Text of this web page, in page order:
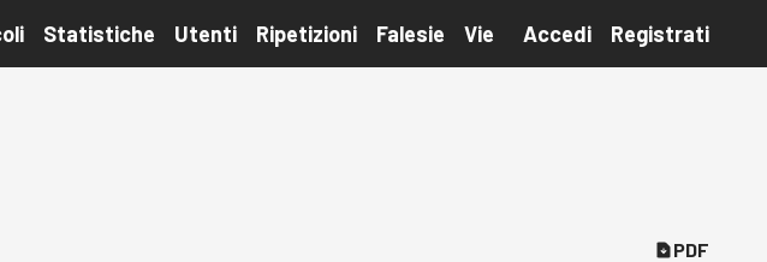
Statistiche Utenti Ripetizioni Falesie Vie Accedi Registrati
PDF